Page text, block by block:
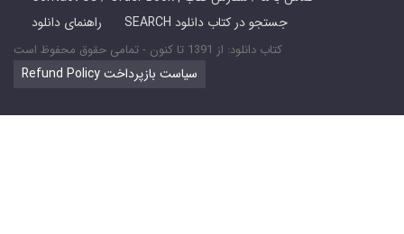
راهنمای دانلود
SEARCH جستجو در کتاب دانلود
کتاب دانلود: از 1391 تا کنون - تمامی حقوق محفوظ است
Refund Policy سیاست بازپرداخت